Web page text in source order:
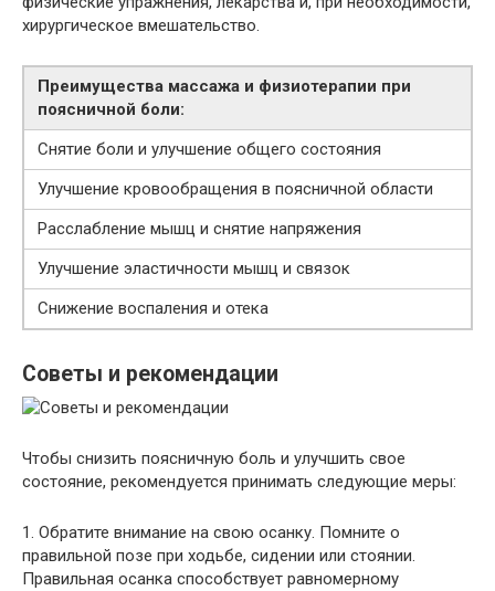
хирургическое вмешательство.
Преимущества массажа и физиотерапии при
поясничной боли:
Снятие боли и улучшение общего состояния
Улучшение кровообращения в поясничной области
Расслабление мышц и снятие напряжения
Улучшение эластичности мышц и связок
Снижение воспаления и отека
Советы и рекомендации
Чтобы снизить поясничную боль и улучшить свое
состояние, рекомендуется принимать следующие меры:
1. Обратите внимание на свою осанку. Помните о
правильной позе при ходьбе, сидении или стоянии.
Правильная осанка способствует равномерному